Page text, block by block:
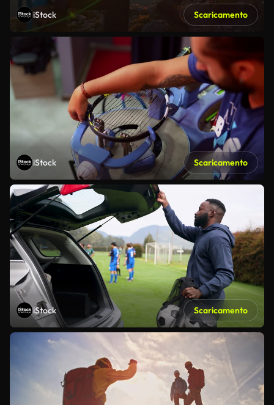
iStock Scaricamento
iStock Scaricamento
iStock Scaricamento